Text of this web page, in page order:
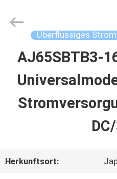
STARTSEITE
PRODUKTE
Wisdomlong
Überflüssiges
AJ65SBTB3-
Herkunftsort: